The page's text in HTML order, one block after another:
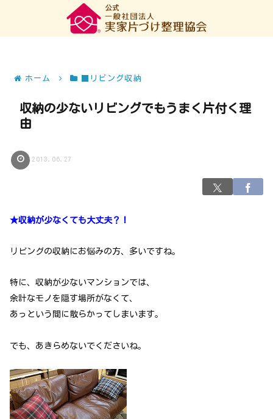
ホーム ■リビング収納
収納の少ないリビングでもうまく片付く理
由
2013.06.27
★収納が少なくても大丈夫？！
リビングの収納にお悩みの方、多いですね。
特に、収納が少ないマンションでは、
余計なモノを隠す場所がなくて、
あっという間に散らかってしまいます。
でも、あきらめないでくださいね。